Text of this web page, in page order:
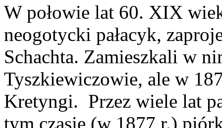
W połowie lat 60. XIX
neogotycki pałacyk,
Schachta. Zamieszkali w
Tyszkiewiczowie, ale w
Kretyngi. Przez wiele lat
tym czasie (w 1877 r.)